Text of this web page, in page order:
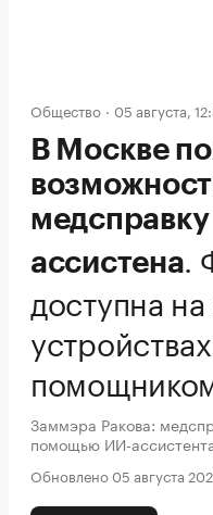
Общество 05 августа,
В Москве
ассистена
доступна
Заммэра Ракова:
помощью ИИ-
Обновлено 05 августа